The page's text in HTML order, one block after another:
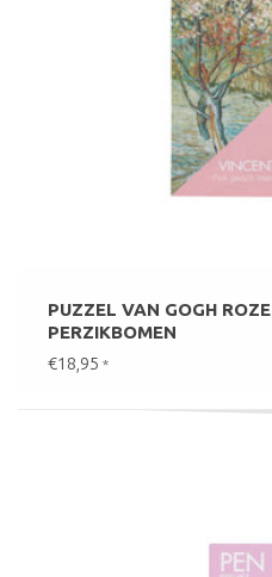
PUZZEL VAN GOGH ROZE
PERZIKBOMEN
€18,95 *